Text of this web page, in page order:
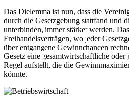
Das Dielemma ist nun, dass die
durch die Gesetzgebung stattfand und
unterbinden, immer stärker werden.
Freihandelsverträgen, wo jeder
über entgangene Gewinnchancen
Gesetz eine gesamtwirtschaftliche oder
Regel aufstellt, die die
könnte.